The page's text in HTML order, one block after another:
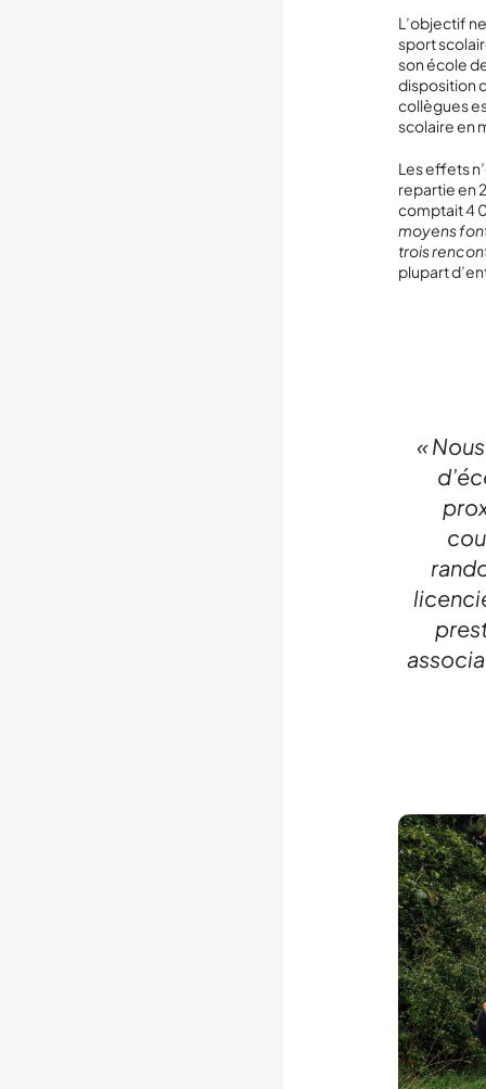
L’objectif
sport
son école
disposition
collègues
scolaire en
Les effets
repartie en
comptait 4
moyens
trois
plupart
«